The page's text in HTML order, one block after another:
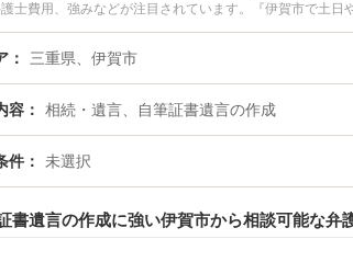
士費用、強みなどが注目されています。『伊賀市で土
実績豊富な近くの弁護士を検索したい』『初回相談無
三重県、伊賀市
容 相続・遺言、自筆証書遺言の作成
件 未選択
書遺言の作成に強い伊賀市から相談可能な弁